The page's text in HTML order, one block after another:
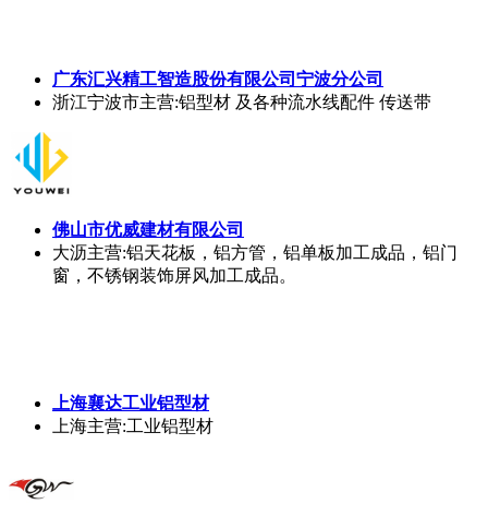
广东汇兴精工智造股份有限公司宁波分公司
浙江宁波市主营:铝型材 及各种流水线配件 传送带
佛山市优威建材有限公司
大沥主营:铝天花板，铝方管，铝单板加工成品，铝门
窗，不锈钢装饰屏风加工成品。
上海襄达工业铝型材
上海主营:工业铝型材